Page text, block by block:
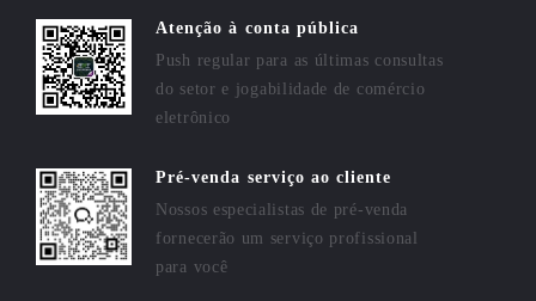
Atenção à conta pública
Push regular para as últimas consultas
do setor e jogabilidade de comércio
eletrônico
Pré-venda serviço ao cliente
Nossos especialistas de pré-venda
fornecerão um serviço profissional
para você